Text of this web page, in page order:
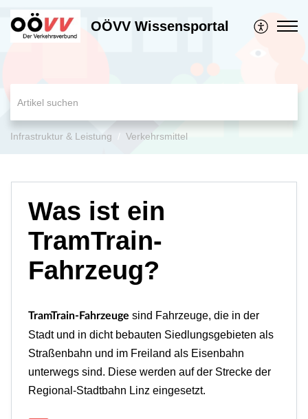
OÖVV Wissensportal
Infrastruktur & Leistung Verkehrsmittel
Was ist ein
TramTrain-
Fahrzeug?
TramTrain-Fahrzeuge sind Fahrzeuge, die in der
Stadt und in dicht bebauten Siedlungsgebieten als
Straßenbahn und im Freiland als Eisenbahn
unterwegs sind. Diese werden auf der Strecke der
Regional-Stadtbahn Linz eingesetzt.